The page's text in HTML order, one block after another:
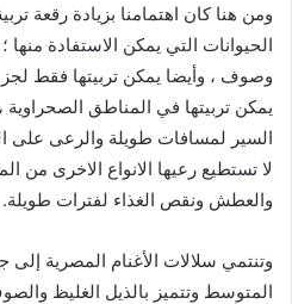
ومن هنا كان اهتمامنا بزيادة رقعة
الحيوانات التي يمكن الاستفادة
وصوف ، وأيضا يمكن تربيتها فقط لجز
يمكن تربيتها في المناطق
السير لمسافات طويلة والرعى على
لا تستطيع رعيها الانواع الاخرى من
والعطش ونقص الغذاء لفترات طويلة.
وتنتمي سلالات الأغنام المصرية
المتوسط وتتميز بالذيل الغليظ